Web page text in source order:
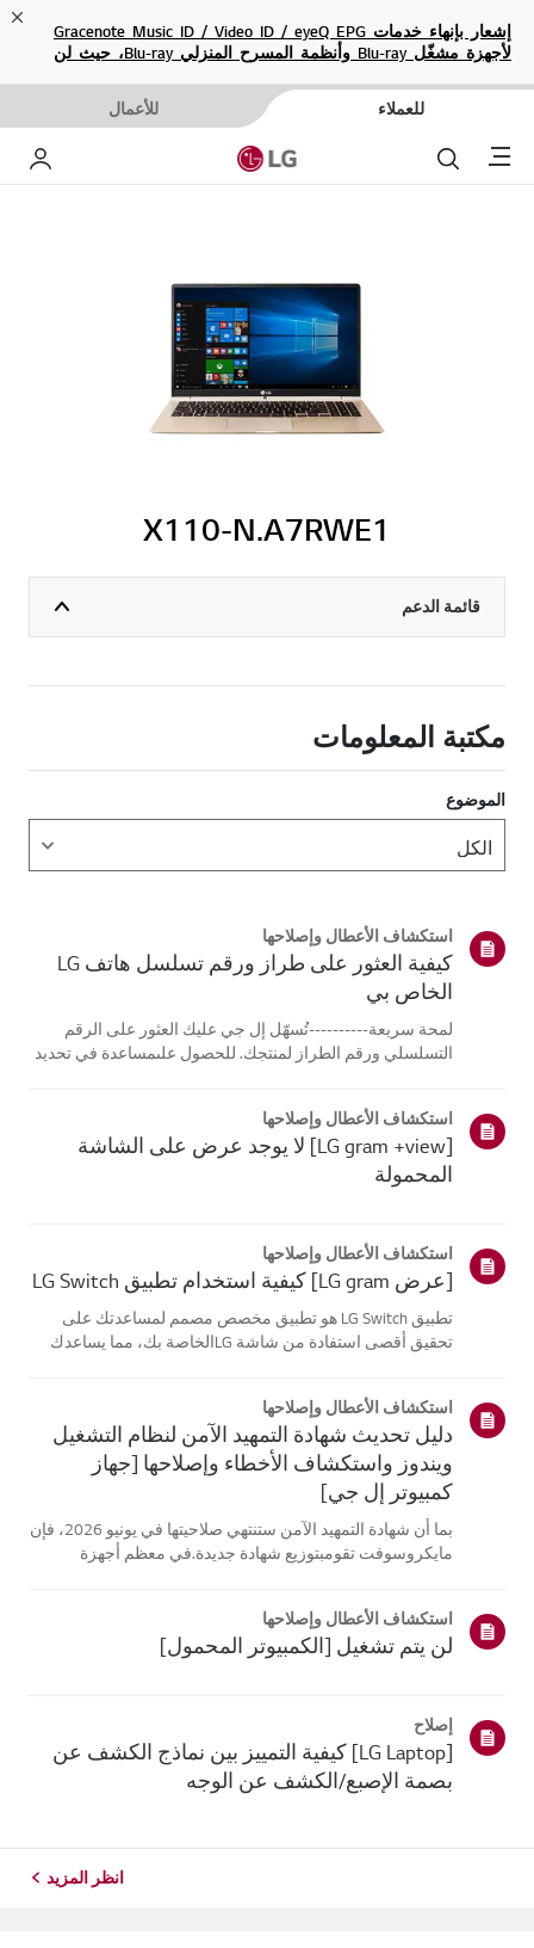
إشعار بإنهاء خدمات Gracenote Music ID / Video ID / eyeQ EPG
لأجهزة مشغّل Blu-ray وأنظمة المسرح المنزلي Blu-ray، حيث لن
للعملاء للأعمال
Menu بحث
X110-N.A7RWE1
قائمة الدعم
مكتبة المعلومات
الموضوع
استكشاف الأعطال وإصلاحها
كيفية العثور على طراز ورقم تسلسل هاتف LG
الخاص بي
لمحة سريعة----------تُسهّل إل جي عليك العثور على الرقم
التسلسلي ورقم الطراز لمنتجك. للحصول علىمساعدة في تحديد
تختلف الصور أو ا...
استكشاف الأعطال وإصلاحها
[LG gram +view] لا يوجد عرض على الشاشة
المحمولة
استكشاف الأعطال وإصلاحها
[عرض LG gram] كيفية استخدام تطبيق LG Switch
تطبيق LG Switch هو تطبيق مخصص مصمم لمساعدتك على
تحقيق أقصى استفادة من شاشة LGالخاصة بك، مما يساعدك
لك [وضع الحياة] تعيين خلفي...
استكشاف الأعطال وإصلاحها
دليل تحديث شهادة التمهيد الآمن لنظام التشغيل
ويندوز واستكشاف الأخطاء وإصلاحها [جهاز
كمبيوتر إل جي]
بما أن شهادة التمهيد الآمن ستنتهي صلاحيتها في يونيو 2026، فإن
مايكروسوفت تقومبتوزيع شهادة جديدة.في معظم أجهزة
ذلك، إذا فشل ج...
استكشاف الأعطال وإصلاحها
لن يتم تشغيل [الكمبيوتر المحمول]
إصلاح
[LG Laptop] كيفية التمييز بين نماذج الكشف عن
بصمة الإصبع/الكشف عن الوجه
انظر المزيد